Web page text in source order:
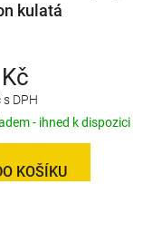
kulatá
s DPH
- ihned k dispozici
KOŠÍKU